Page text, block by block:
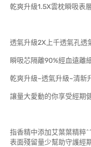
乾爽升級1.5X雲枕瞬吸表
透氣升級2X上千透氣孔透
瞬吸芯隔離90%經血遠離
乾爽升級~透氣升級~清
讓量大愛動的你享受經期
指香精中添加艾葉葉精粹
表面殘留量少幫助守護經